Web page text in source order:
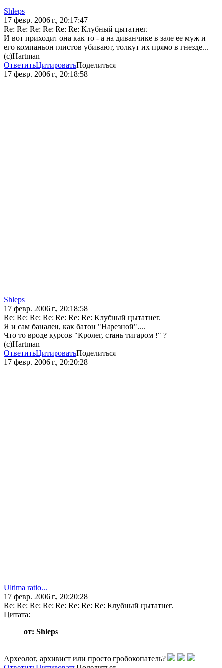
Shleps
17 февр. 2006 г., 20:17:47
Re: Re: Re: Re: Re: Re: Клубный цытатнег.
И вот приходит она как то - а на диванчике в зале ее муж и
его компаньон глистов убивают, толкут их прямо в гнезде...
(с)Hartman
ОтветитьЦитироватьПоделиться
17 февр. 2006 г., 20:18:58
Shleps
17 февр. 2006 г., 20:18:58
Re: Re: Re: Re: Re: Re: Re: Клубный цытатнег.
Я и сам банален, как батон "Нарезной"....
Что то вроде курсов "Кролег, стань тигаром !" ?
(c)Hartman
ОтветитьЦитироватьПоделиться
17 февр. 2006 г., 20:20:28
Ultima ratio...
17 февр. 2006 г., 20:20:28
Re: Re: Re: Re: Re: Re: Re: Re: Клубный цытатнег.
Цитата:
от: Shleps
Археолог, архивист или просто гробокопатель?